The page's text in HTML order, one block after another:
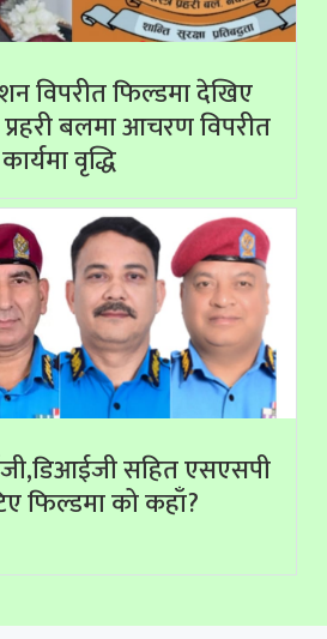
विपरीत फिल्डमा देखिए
बलमा आचरण विपरीत
कार्यमा वृद्धि
सहित एसएसपी
फिल्डमा को कहाँ?